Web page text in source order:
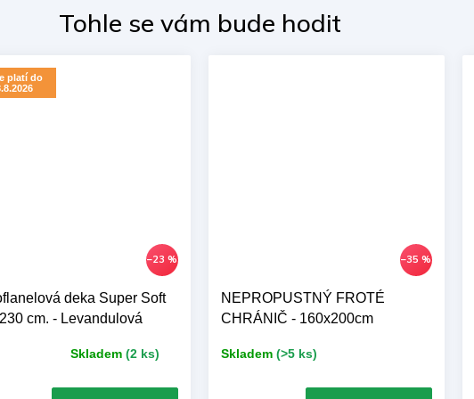
platí do
–23 %
deka Super Soft
cm. - Levandulová
Skladem (2 ks)
–35 %
NEPROPUSTNÝ FROTÉ
CHRÁNIČ - 160x200cm
Skladem (>5 ks)